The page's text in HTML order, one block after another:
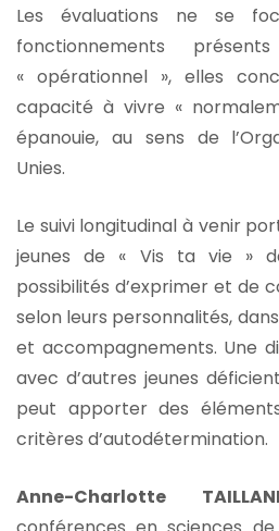
Les évaluations ne se
fonctionnements
« opérationnel », elles
capacité à vivre «
épanouie, au sens de
Unies.
Le suivi longitudinal à venir
jeunes de « Vis ta vie »
possibilités d’exprimer et de
selon leurs personnalités,
et accompagnements. Une
avec d’autres jeunes
peut apporter des
critères d’autodétermination.
Anne-Charlotte